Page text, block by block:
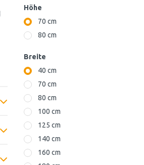
Höhe
70 cm
80 cm
Breite
40 cm
70 cm
80 cm
100 cm
125 cm
140 cm
160 cm